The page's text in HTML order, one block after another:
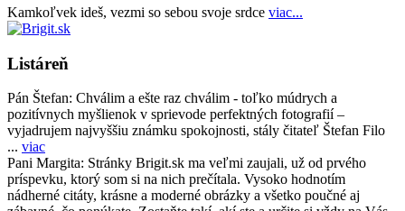
Kamkoľvek ideš, vezmi so sebou svoje srdce viac...
Listáreň
Pán Štefan: Chválim a ešte raz chválim - toľko múdrych a
pozitívnych myšlienok v sprievode perfektných fotografií –
vyjadrujem najvyššiu známku spokojnosti, stály čitateľ Štefan Filo
... viac
Pani Margita: Stránky Brigit.sk ma veľmi zaujali, už od prvého
príspevku, ktorý som si na nich prečítala. Vysoko hodnotím
nádherné citáty, krásne a moderné obrázky a všetko poučné aj